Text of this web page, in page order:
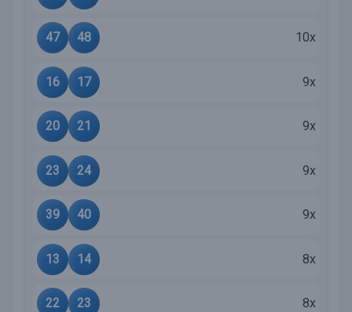
47 48 10x
16 17 9x
20 21 9x
23 24 9x
39 40 9x
13 14 8x
22 23 8x